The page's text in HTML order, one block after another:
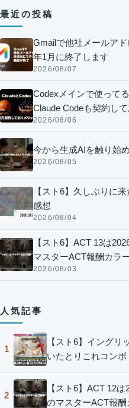
最近の投稿
Gmailで他社メールア
年1月に終了します
2026/08/07
Codexメインで使って
Claude Codeも契約し
2026/08/06
今から生成AIを触り始
2026/08/05
【スト6】久しぶりに
感想
2026/08/04
【スト6】ACT 13は
マスターACT報酬カラ
2026/08/03
人気記事
1
【スト6】イングリ
いたとりこれコンボ
2
【スト6】ACT 12は
のマスターACT報